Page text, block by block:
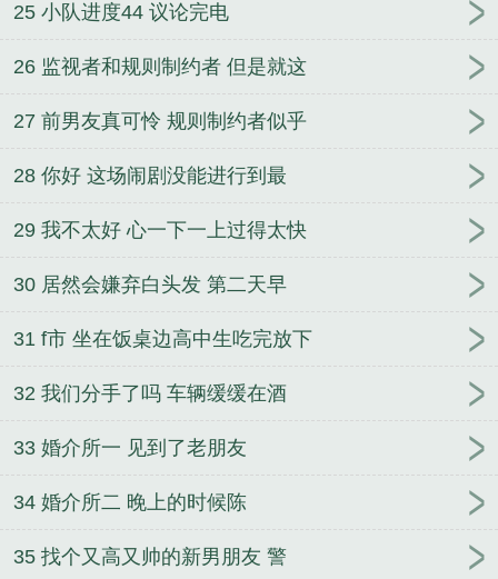
25 小队进度44 议论完电
26 监视者和规则制约者 但是就这
27 前男友真可怜 规则制约者似乎
28 你好 这场闹剧没能进行到最
29 我不太好 心一下一上过得太快
30 居然会嫌弃白头发 第二天早
31 f市 坐在饭桌边高中生吃完放下
32 我们分手了吗 车辆缓缓在酒
33 婚介所一 见到了老朋友
34 婚介所二 晚上的时候陈
35 找个又高又帅的新男朋友 警